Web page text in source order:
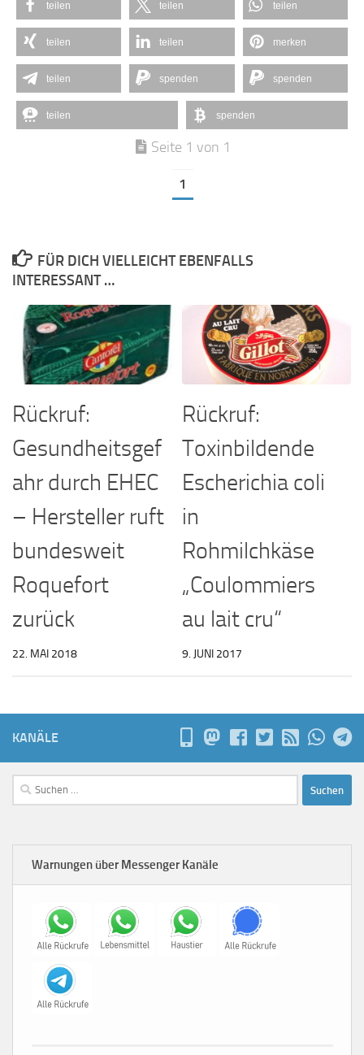
teilen teilen teilen
teilen teilen merken
teilen spenden spenden
teilen spenden
Seite 1 von 1
1
FÜR DICH VIELLEICHT EBENFALLS
INTERESSANT …
Rückruf:
Gesundheitsgef
ahr durch EHEC
– Hersteller ruft
bundesweit
Roquefort
zurück
22. MAI 2018
Rückruf:
Toxinbildende
Escherichia coli
in
Rohmilchkäse
„Coulommiers
au lait cru“
9. JUNI 2017
KANÄLE
Suchen
nach:
Warnungen über Messenger Kanäle